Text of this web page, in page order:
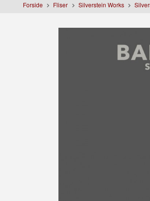
Forside Fliser Silverstein Works